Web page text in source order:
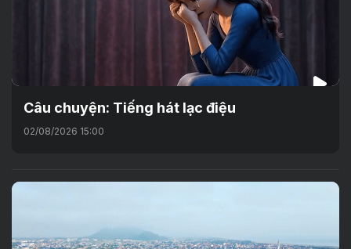
Câu chuyện: Tiếng hát lạc điệu
02/08/2026 15:00